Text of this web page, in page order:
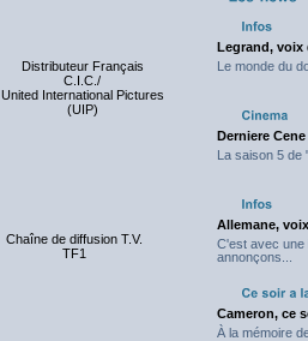
Distributeur Français
C.I.C./
United International Pictures
(UIP)
Chaîne de diffusion T.V.
TF1
Legrand, voix
Le monde du
Derniere
La saison 5 de
Allemane,
C'est avec une
annonçons...
Cameron, ce
À la mémoire